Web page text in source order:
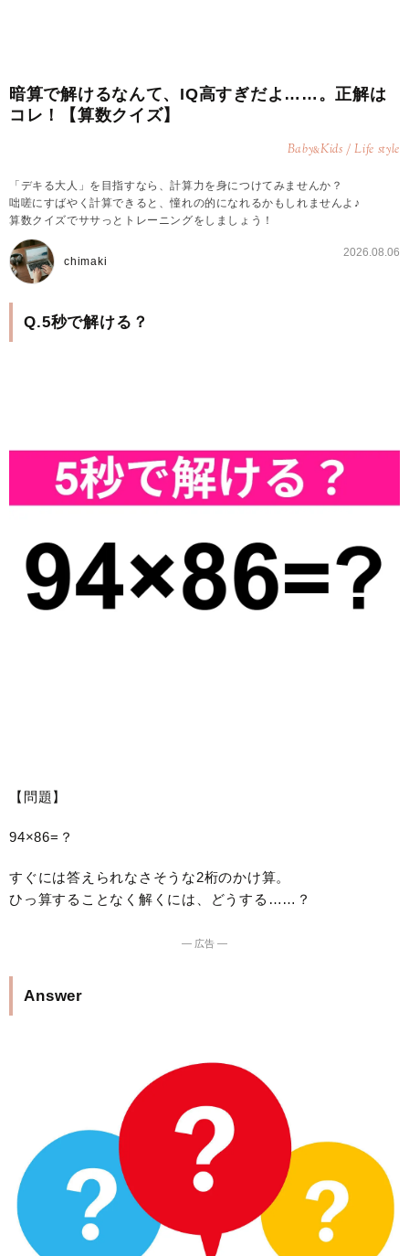
暗算で解けるなんて、IQ高すぎだよ……。正解は
コレ！【算数クイズ】
Baby&Kids / Life style
「デキる大人」を目指すなら、計算力を身につけてみませんか？
咄嗟にすばやく計算できると、憧れの的になれるかもしれませんよ♪
算数クイズでササっとトレーニングをしましょう！
chimaki
2026.08.06
Q.5秒で解ける？
【問題】
94×86=？
すぐには答えられなさそうな2桁のかけ算。
ひっ算することなく解くには、どうする……？
― 広告 ―
Answer